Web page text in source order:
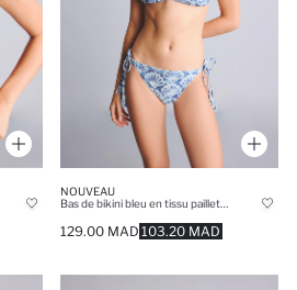
NOUVEAU
103.20 MAD
129.00 MAD